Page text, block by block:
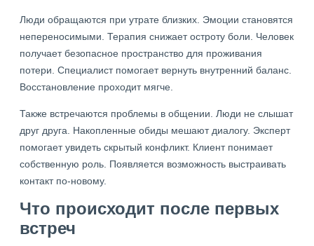
Люди обращаются при утрате близких. Эмоции становятся
непереносимыми. Терапия снижает остроту боли. Человек
получает безопасное пространство для проживания
потери. Специалист помогает вернуть внутренний баланс.
Восстановление проходит мягче.
Также встречаются проблемы в общении. Люди не слышат
друг друга. Накопленные обиды мешают диалогу. Эксперт
помогает увидеть скрытый конфликт. Клиент понимает
собственную роль. Появляется возможность выстраивать
контакт по-новому.
Что происходит после первых
встреч